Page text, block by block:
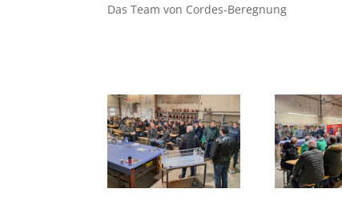
Das Team von Cordes-Beregnung